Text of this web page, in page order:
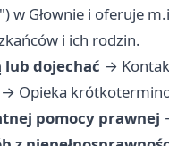
w Głownie i oferuje
i ich rodzin.
lub dojechać →
→ Opieka
pomocy prawnej